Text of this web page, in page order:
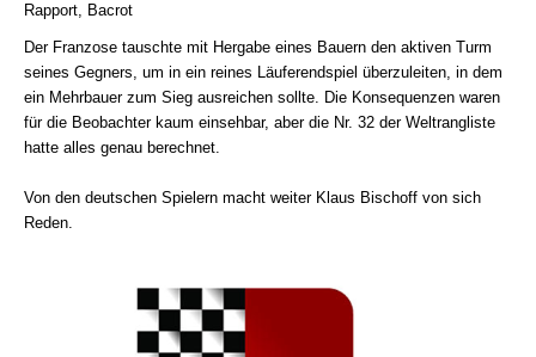
Rapport, Bacrot
Der Franzose tauschte mit Hergabe eines Bauern den aktiven Turm
seines Gegners, um in ein reines Läuferendspiel überzuleiten, in dem
ein Mehrbauer zum Sieg ausreichen sollte. Die Konsequenzen waren
für die Beobachter kaum einsehbar, aber die Nr. 32 der Weltrangliste
hatte alles genau berechnet.
Von den deutschen Spielern macht weiter Klaus Bischoff von sich
Reden.